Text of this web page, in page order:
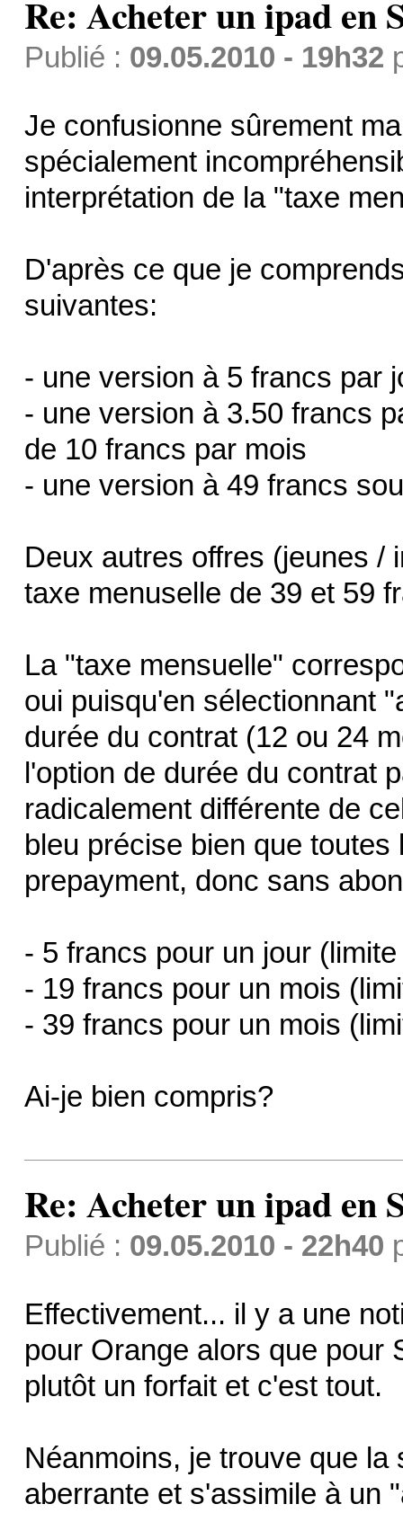
Re: Acheter un ipad en
Publié : 09.05.2010 - 19h32
Je confusionne sûrement
spécialement
interprétation de la "taxe
D'après ce que je
suivantes:
- une version à 5 francs par
- une version à 3.50 francs
de 10 francs par mois
- une version à 49 francs
Deux autres offres (jeunes /
taxe menuselle de 39 et 59
La "taxe mensuelle"
oui puisqu'en sélectionnant
durée du contrat (12 ou 24
l'option de durée du contrat
radicalement différente de
bleu précise bien que
prepayment, donc sans
- 5 francs pour un jour
- 19 francs pour un mois
- 39 francs pour un mois
Ai-je bien compris?
Re: Acheter un ipad en
Publié : 09.05.2010 - 22h40
Effectivement... il y a une
pour Orange alors que pour
plutôt un forfait et c'est tout.
Néanmoins, je trouve que
aberrante et s'assimile à un